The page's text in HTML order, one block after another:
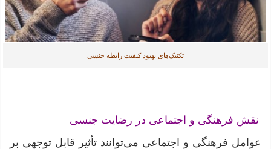
تکنیک‌های بهبود کیفیت رابطه جنسی
نقش فرهنگی و اجتماعی در رضایت جنسی
عوامل فرهنگی و اجتماعی می‌توانند تأثیر قابل توجهی بر